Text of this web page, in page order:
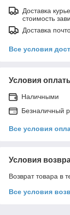
Доставка
стоимость
Доставка
Все условия
Условия
Наличными
Безналичный
Все условия
Условия
Возврат товара в
Все условия